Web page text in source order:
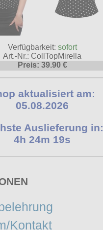
Verfügbarkeit: sofort
Art.-Nr.: CollTopMirella
Preis: 39.90 €
aktualisiert am:
05.08.2026
Auslieferung in:
4h 24m 18s
Kontakt